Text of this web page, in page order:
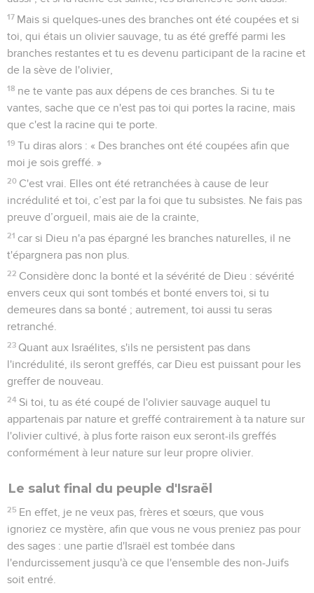
mal par le bien.
Romains 13
Seuls les Évangiles sont disponibles en vidéo pour le moment.
L'obéissance aux autorités de l'État
Que chacun se soumette aux autorités qui nous
gouvernent, car toute autorité vient de Dieu, et celles qui
existent ont été établies par Dieu.
2 C'est pourquoi celui qui s'oppose à l'autorité résiste à
l'ordre que Dieu a établi, et ceux qui résistent attireront une
condamnation sur eux-mêmes.
3 En effet, on n’a pas à craindre les magistrats quand on fait
le bien, mais quand on fait le mal. Veux-tu ne pas avoir à
craindre l'autorité ? Fais le bien et tu auras son approbation,
4 car le magistrat est serviteur de Dieu pour ton bien. Mais si
tu fais le mal, sois dans la crainte. En effet, ce n'est pas pour
rien qu'il porte l'épée, puisqu'il est serviteur de Dieu pour
manifester sa colère en punissant celui qui fait le mal.
5 Il est donc nécessaire de se soumettre aux autorités, non
seulement à cause de cette colère, mais encore par motif de
conscience.
6
C'est aussi pour cela que vous payez des impôts, car les
magistrats sont des serviteurs de Dieu qui s'appliquent
7 Rendez à chacun ce qui lui est dû : l'impôt à qui vous
devez l'impôt, la taxe à qui vous devez la taxe, le respect à
qui vous devez le respect, l'honneur à qui vous devez
l'honneur.
L'amour du prochain